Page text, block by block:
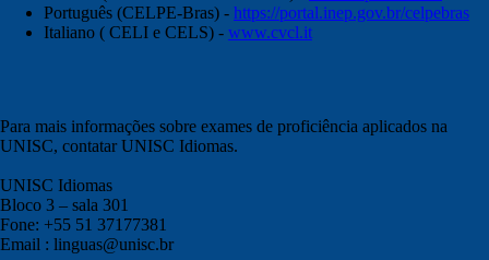
Português (CELPE-Bras) - https://portal.inep.gov.br/celpebras
Italiano ( CELI e CELS) - www.cvcl.it
Para mais informações sobre exames de proficiência aplicados na
UNISC, contatar UNISC Idiomas.
UNISC Idiomas
Bloco 3 – sala 301
Fone: +55 51 37177381
Email : linguas@unisc.br